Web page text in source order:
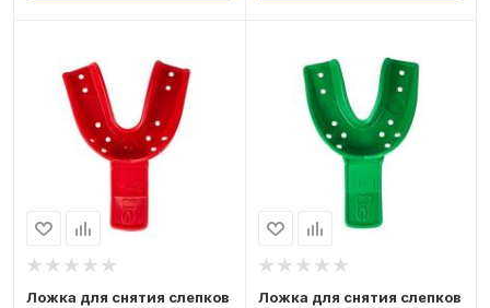
Ложка для снятия слепков
Ложка для снятия слепков